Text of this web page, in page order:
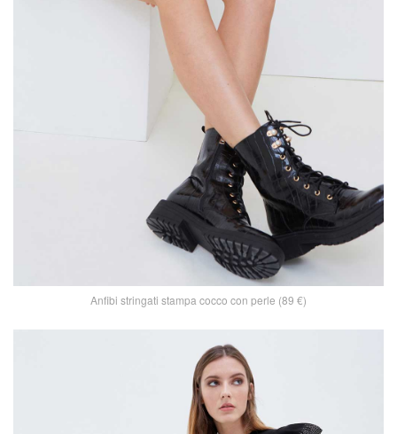
Anfibi stringati stampa cocco con perle (89 €)